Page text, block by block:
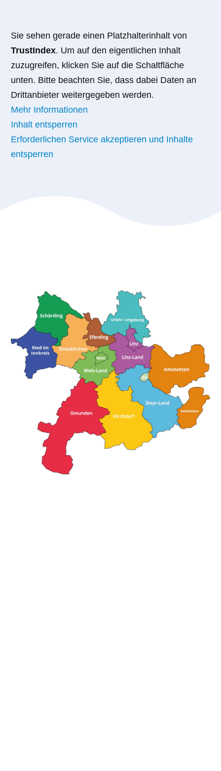
Sie sehen gerade einen Platzhalterinhalt von
TrustIndex. Um auf den eigentlichen Inhalt
zuzugreifen, klicken Sie auf die Schaltfläche
unten. Bitte beachten Sie, dass dabei Daten an
Drittanbieter weitergegeben werden.
Mehr Informationen
Inhalt entsperren
Erforderlichen Service akzeptieren und Inhalte
entsperren